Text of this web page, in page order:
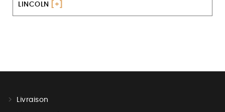
LINCOLN [+]
Livraison